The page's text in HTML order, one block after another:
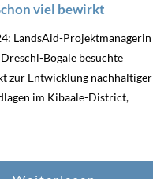
viel bewirkt
LandsAid-Projektmanagerin
Dreschl-Bogale besuchte
zur Entwicklung nachhaltiger
im Kibaale-District,